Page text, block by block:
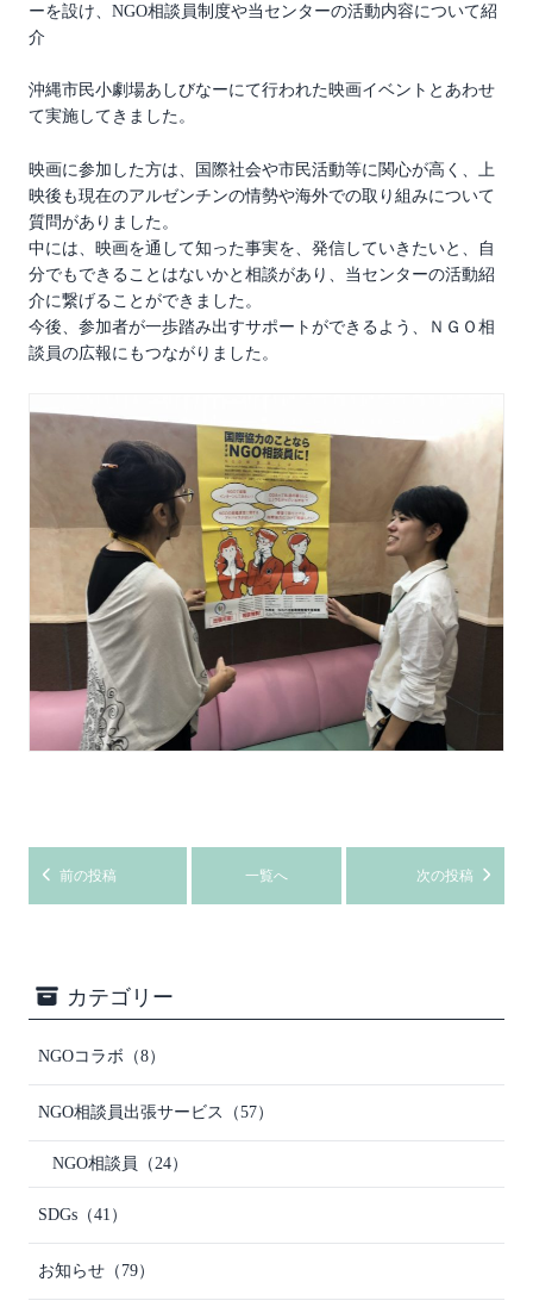
ーを設け、NGO相談員制度や当センターの活動内容について紹
介
沖縄市民小劇場あしびなーにて行われた映画イベントとあわせ
て実施してきました。
映画に参加した方は、国際社会や市民活動等に関心が高く、上
映後も現在のアルゼンチンの情勢や海外での取り組みについて
質問がありました。
中には、映画を通して知った事実を、発信していきたいと、自
分でもできることはないかと相談があり、当センターの活動紹
介に繋げることができました。
今後、参加者が一歩踏み出すサポートができるよう、ＮＧＯ相
談員の広報にもつながりました。
前の投稿 一覧へ 次の投稿
カテゴリー
NGOコラボ （8）
NGO相談員出張サービス （57）
NGO相談員 （24）
SDGs （41）
お知らせ （79）